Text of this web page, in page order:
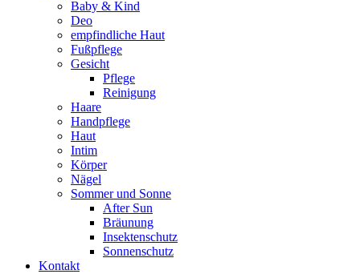
Baby & Kind
Deo
empfindliche Haut
Fußpflege
Gesicht
Pflege
Reinigung
Haare
Handpflege
Haut
Intim
Körper
Nägel
Sommer und Sonne
After Sun
Bräunung
Insektenschutz
Sonnenschutz
Kontakt